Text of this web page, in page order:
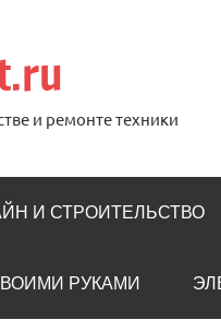
и ремонте техники
И СТРОИТЕЛЬСТВО
РУКАМИ